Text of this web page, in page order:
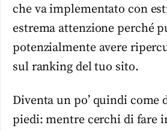
che va implementato con
estrema attenzione perché
potenzialmente avere
sul ranking del tuo sito.
Diventa un po’ quindi come
piedi: mentre cerchi di fare